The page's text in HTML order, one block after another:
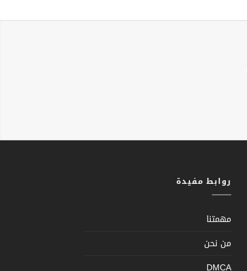
روابط مفيدة
مهمتنا
من نحن
DMCA